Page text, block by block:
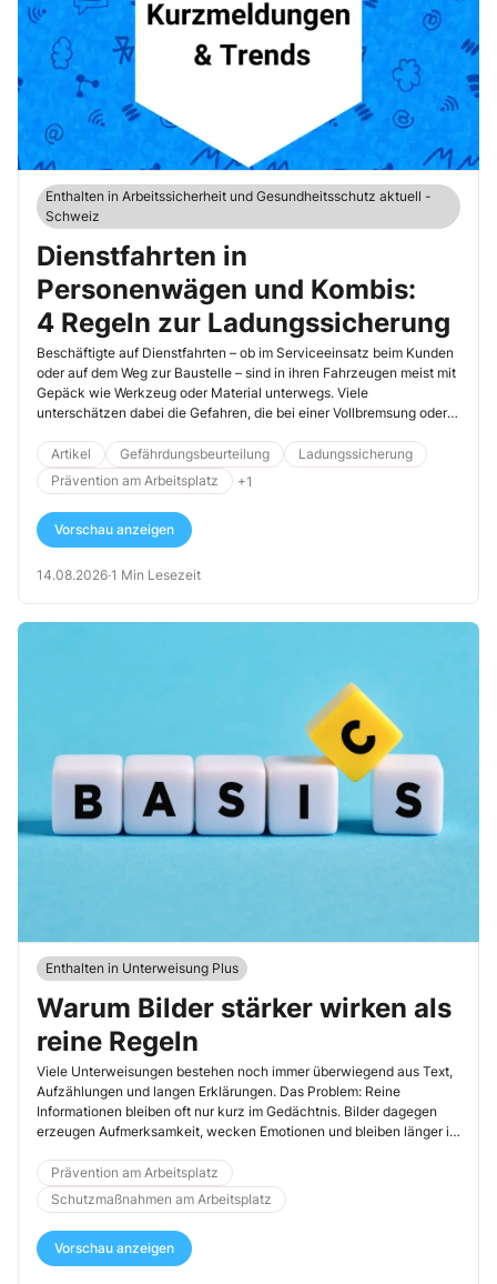
Enthalten in Arbeitssicherheit und Gesundheitsschutz aktuell -
Schweiz
Dienstfahrten in
Personenwägen und Kombis:
4 Regeln zur Ladungssicherung
Beschäftigte auf Dienstfahrten – ob im Serviceeinsatz beim Kunden
oder auf dem Weg zur Baustelle – sind in ihren Fahrzeugen meist mit
Gepäck wie Werkzeug oder Material unterwegs. Viele
unterschätzen dabei die Gefahren, die bei einer Vollbremsung oder
entstehen. Selbst scheinbar leichte oder harmlose Gepäckstücke
können dabei erhebliche Kräfte entwickeln und Fahrzeuginsassen
schwer verletzen. Weisen Sie Ihre Mitarbeitenden auf diese 4
Regeln hin, mit denen sie sich vor solchen Gefährdungen schützen.
Artikel Gefährdungsbeurteilung
Ladungssicherung
Prävention am Arbeitsplatz
+1
Vorschau anzeigen
14.08.2026·1 Min Lesezeit
Enthalten in Unterweisung Plus
Warum Bilder stärker wirken als
reine Regeln
Viele Unterweisungen bestehen noch immer überwiegend aus Text,
Aufzählungen und langen Erklärungen. Das Problem: Reine
Informationen bleiben oft nur kurz im Gedächtnis. Bilder dagegen
erzeugen Aufmerksamkeit, wecken Emotionen und bleiben länger in
moderner Unterweisungen sein.
Prävention am Arbeitsplatz
Schutzmaßnahmen am Arbeitsplatz
Vorschau anzeigen